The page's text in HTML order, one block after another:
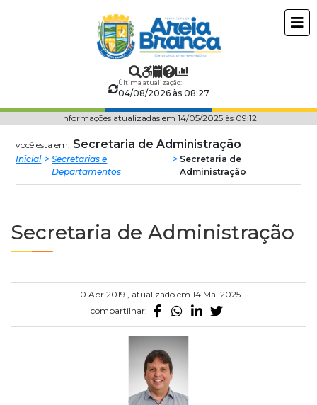
Prefeitura
Municipal
Areia
Branca
Última atualização:
04/08/2026 às 08:27
Informações atualizadas em 14/05/2025 às 09:12
você esta em: Secretaria de Administração
Inicial
Secretarias e
Departamentos
Secretaria de
Administração
Secretaria de Administração
10.Abr.2019 , atualizado em 14.Mai.2025
compartilhar: